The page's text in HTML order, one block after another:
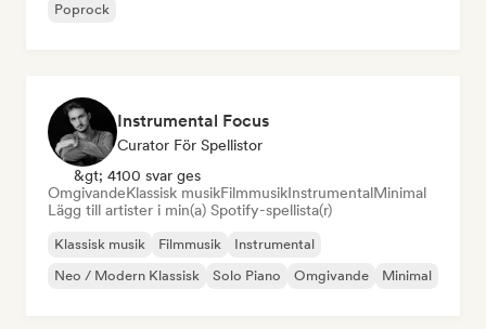
Poprock
Instrumental Focus
Curator För Spellistor
&gt; 4100 svar ges
OmgivandeKlassisk musikFilmmusikInstrumentalMinimal
Lägg till artister i min(a) Spotify-spellista(r)
Klassisk musik Filmmusik
Instrumental
Neo / Modern Klassisk
Solo Piano Omgivande Minimal